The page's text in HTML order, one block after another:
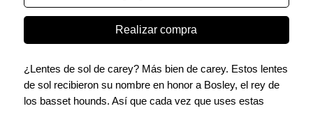
Realizar compra
¿Lentes de sol de carey? Más bien de carey. Estos lentes
de sol recibieron su nombre en honor a Bosley, el rey de
los basset hounds. Así que cada vez que uses estas